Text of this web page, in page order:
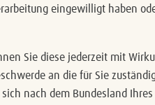
eingewilligt haben
Sie diese jederzeit mit
an die für Sie
nach dem Bundesland